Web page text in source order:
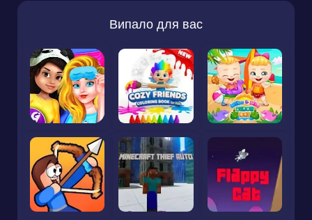
Випало для вас